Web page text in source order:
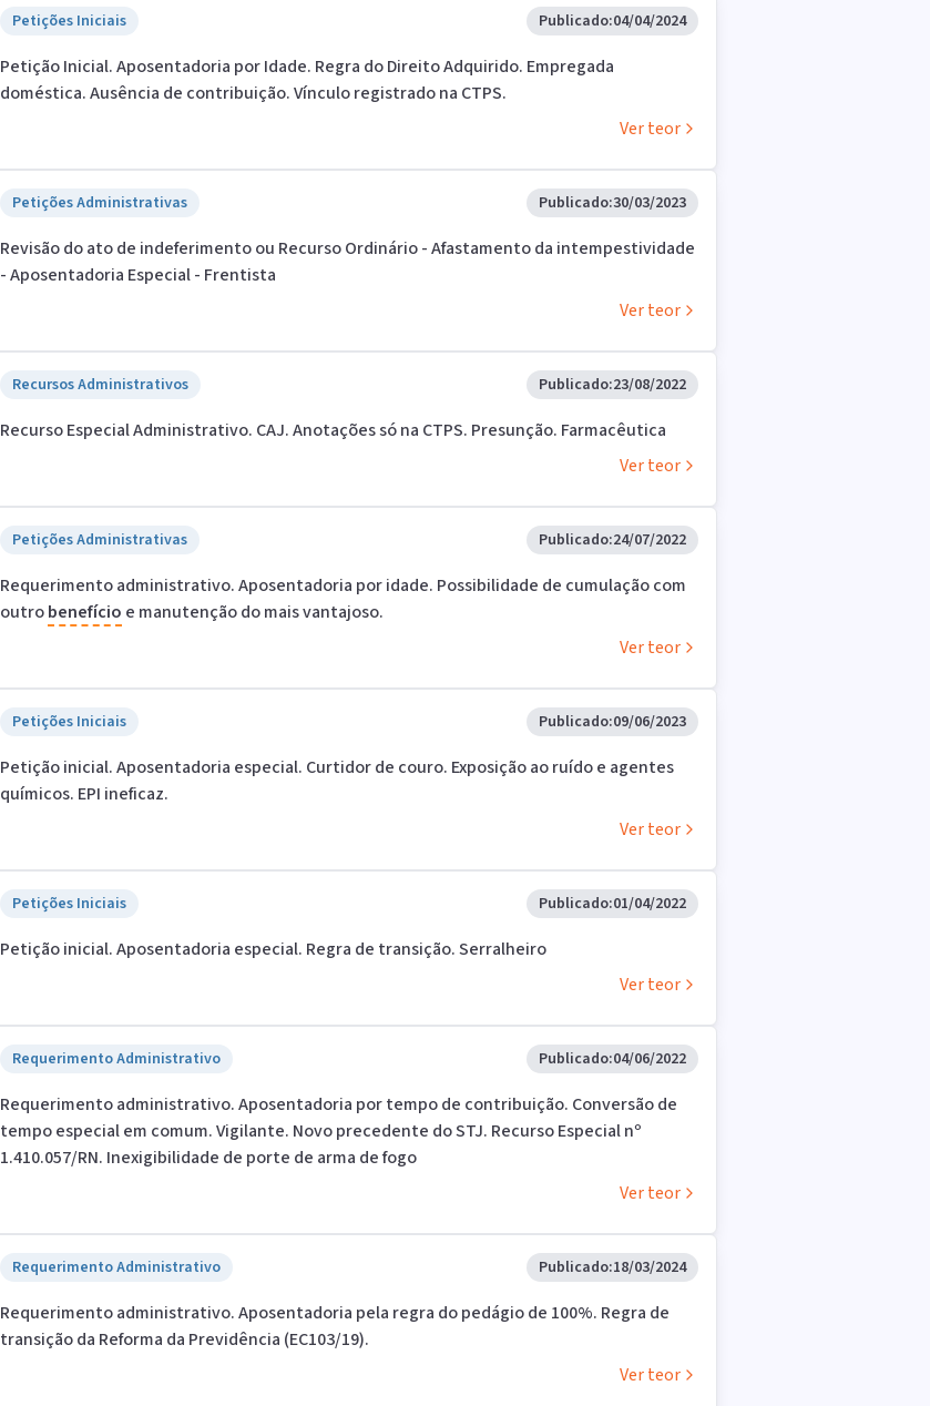
Petições Iniciais Publicado:04/04/2024
Petição Inicial. Aposentadoria por Idade. Regra do Direito Adquirido. Empregada
doméstica. Ausência de contribuição. Vínculo registrado na CTPS.
Ver teor
Petições Administrativas Publicado:30/03/2023
Revisão do ato de indeferimento ou Recurso Ordinário - Afastamento da intempestividade
- Aposentadoria Especial - Frentista
Ver teor
Recursos Administrativos Publicado:23/08/2022
Recurso Especial Administrativo. CAJ. Anotações só na CTPS. Presunção. Farmacêutica
Ver teor
Petições Administrativas Publicado:24/07/2022
Requerimento administrativo. Aposentadoria por idade. Possibilidade de cumulação com
outrobenefício e manutenção do mais vantajoso.
Ver teor
Petições Iniciais Publicado:09/06/2023
Petição inicial. Aposentadoria especial. Curtidor de couro. Exposição ao ruído e agentes
químicos. EPI ineficaz.
Ver teor
Petições Iniciais Publicado:01/04/2022
Petição inicial. Aposentadoria especial. Regra de transição. Serralheiro
Ver teor
Requerimento Administrativo Publicado:04/06/2022
Requerimento administrativo. Aposentadoria por tempo de contribuição. Conversão de
tempo especial em comum. Vigilante. Novo precedente do STJ. Recurso Especial nº
1.410.057/RN. Inexigibilidade de porte de arma de fogo
Ver teor
Requerimento Administrativo Publicado:18/03/2024
Requerimento administrativo. Aposentadoria pela regra do pedágio de 100%. Regra de
transição da Reforma da Previdência (EC103/19).
Ver teor